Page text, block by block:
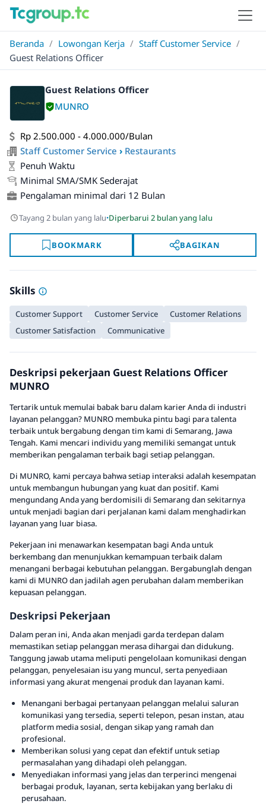
Beranda / Lowongan Kerja / Staff Customer Service /
Guest Relations Officer
Guest Relations Officer
MUNRO
Rp 2.500.000 - 4.000.000/Bulan
Staff Customer Service › Restaurants
Penuh Waktu
Minimal SMA/SMK Sederajat
Pengalaman minimal dari 12 Bulan
Tayang 2 bulan yang lalu·Diperbarui 2 bulan yang lalu
BOOKMARK BAGIKAN
Skills
Customer Support Customer Service
Customer Relations
Customer Satisfaction
Communicative
Deskripsi pekerjaan Guest Relations Officer
MUNRO
Tertarik untuk memulai babak baru dalam karier Anda di industri
layanan pelanggan? MUNRO membuka pintu bagi para talenta
terbaik untuk bergabung dengan tim kami di Semarang, Jawa
Tengah. Kami mencari individu yang memiliki semangat untuk
memberikan pengalaman terbaik bagi setiap pelanggan.
Di MUNRO, kami percaya bahwa setiap interaksi adalah kesempatan
untuk membangun hubungan yang kuat dan positif. Kami
mengundang Anda yang berdomisili di Semarang dan sekitarnya
untuk menjadi bagian dari perjalanan kami dalam menghadirkan
layanan yang luar biasa.
Pekerjaan ini menawarkan kesempatan bagi Anda untuk
berkembang dan menunjukkan kemampuan terbaik dalam
menangani berbagai kebutuhan pelanggan. Bergabunglah dengan
kami di MUNRO dan jadilah agen perubahan dalam memberikan
kepuasan pelanggan.
Deskripsi Pekerjaan
Dalam peran ini, Anda akan menjadi garda terdepan dalam
memastikan setiap pelanggan merasa dihargai dan didukung.
Tanggung jawab utama meliputi pengelolaan komunikasi dengan
pelanggan, penyelesaian isu yang muncul, serta penyediaan
informasi yang akurat mengenai produk dan layanan kami.
Menangani berbagai pertanyaan pelanggan melalui saluran
komunikasi yang tersedia, seperti telepon, pesan instan, atau
platform media sosial, dengan sikap yang ramah dan
profesional.
Memberikan solusi yang cepat dan efektif untuk setiap
permasalahan yang dihadapi oleh pelanggan.
Menyediakan informasi yang jelas dan terperinci mengenai
berbagai produk, layanan, serta kebijakan yang berlaku di
perusahaan.